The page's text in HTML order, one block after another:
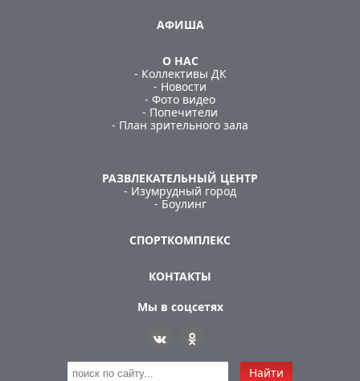
АФИША
О НАС
- Коллективы ДК
- Новости
- Фото видео
- Попечители
- План зрительного зала
РАЗВЛЕКАТЕЛЬНЫЙ ЦЕНТР
- Изумрудный город
- Боулинг
СПОРТКОМПЛЕКС
КОНТАКТЫ
Мы в соцсетях
Найти